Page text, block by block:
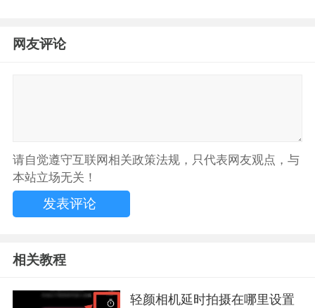
网友评论
请自觉遵守互联网相关政策法规，只代表网友观点，与
本站立场无关！
相关教程
轻颜相机延时拍摄在哪里设置